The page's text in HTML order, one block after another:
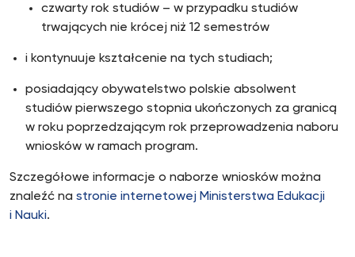
czwarty rok studiów – w przypadku studiów
trwających nie krócej niż 12 semestrów
i kontynuuje kształcenie na tych studiach;
posiadający obywatelstwo polskie absolwent
studiów pierwszego stopnia ukończonych za granicą
w roku poprzedzającym rok przeprowadzenia naboru
wniosków w ramach program.
Szczegółowe informacje o naborze wniosków można
znaleźć na stronie internetowej Ministerstwa Edukacji
i Nauki.